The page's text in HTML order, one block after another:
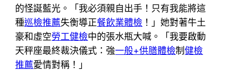
的怪誕藍光。「我必須親自出手！只有我能將這
種巡檢推薦失衡導正餐飲業體檢 ！」她對著牛土
豪和虛空勞工健檢中的張水瓶大喊。「我要啟動
天秤座最終裁決儀式：強一般+供膳體檢制健檢
推薦愛情對稱！」